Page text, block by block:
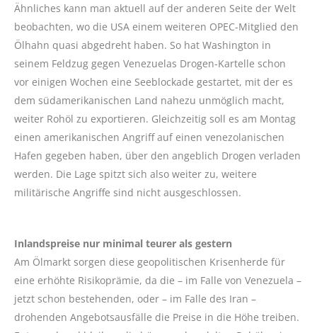
Ähnliches kann man aktuell auf der anderen Seite der Welt
beobachten, wo die USA einem weiteren OPEC-Mitglied den
Ölhahn quasi abgedreht haben. So hat Washington in
seinem Feldzug gegen Venezuelas Drogen-Kartelle schon
vor einigen Wochen eine Seeblockade gestartet, mit der es
dem südamerikanischen Land nahezu unmöglich macht,
weiter Rohöl zu exportieren. Gleichzeitig soll es am Montag
einen amerikanischen Angriff auf einen venezolanischen
Hafen gegeben haben, über den angeblich Drogen verladen
werden. Die Lage spitzt sich also weiter zu, weitere
militärische Angriffe sind nicht ausgeschlossen.
Inlandspreise nur minimal teurer als gestern
Am Ölmarkt sorgen diese geopolitischen Krisenherde für
eine erhöhte Risikoprämie, da die – im Falle von Venezuela –
jetzt schon bestehenden, oder – im Falle des Iran –
drohenden Angebotsausfälle die Preise in die Höhe treiben.